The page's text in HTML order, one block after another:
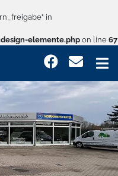
in
elemente.php on line 67